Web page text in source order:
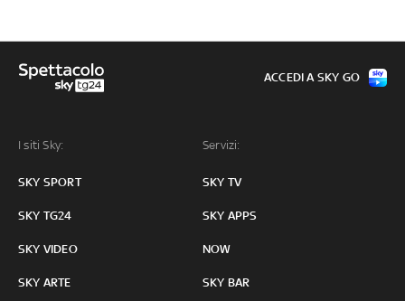
I siti Sky:
SKY SPORT
SKY TG24
SKY VIDEO
SKY ARTE
Servizi:
SKY TV
SKY APPS
NOW
SKY BAR
ACCEDI A SKY GO